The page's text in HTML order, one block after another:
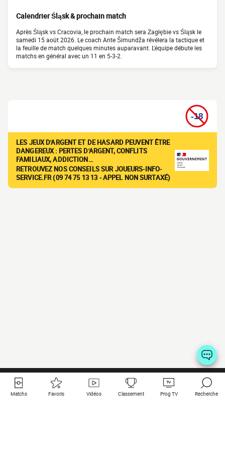
Calendrier Śląsk & prochain match
Après Śląsk vs Cracovia, le prochain match sera Zagłębie vs Śląsk le
samedi 15 août 2026. Le coach Ante Šimundža révélera la tactique et
la feuille de match quelques minutes auparavant. L'équipe débute les
matchs en général avec un 11 en 5-3-2.
LES JEUX D'ARGENT ET DE HASARD PEUVENT ÊTRE
DANGEREUX : PERTES D'ARGENT, CONFLITS
FAMILIAUX, ADDICTION…
RETROUVEZ NOS CONSEILS SUR JOUEURS-INFO-
SERVICE.FR (09 74 75 13 13 - APPEL NON SURTAXÉ)
Matchs Favoris Vidéos Classement Prog TV Recherche